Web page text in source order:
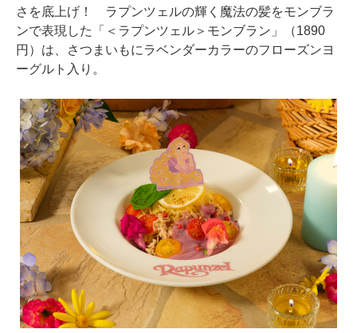
さを底上げ！ ラプンツェルの輝く魔法の髪をモンブラ
ンで表現した「＜ラプンツェル＞モンブラン」（1890
円）は、さつまいもにラベンダーカラーのフローズンヨ
ーグルト入り。